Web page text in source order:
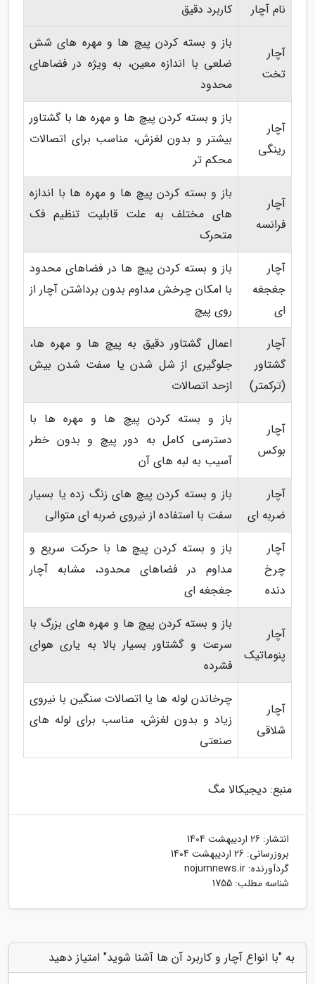
نام آچار کاربرد دقیق
آچار
تخت
باز و بسته کردن پیچ ها و مهره های شش
ضلعی با اندازه معین، به ویژه در فضاهای
محدود
آچار
رینگی
باز و بسته کردن پیچ ها و مهره ها با گشتاور
بیشتر و بدون لغزش، مناسب برای اتصالات
محکم تر
آچار
فرانسه
باز و بسته کردن پیچ ها و مهره ها با اندازه
های مختلف به علت قابلیت تنظیم فک
متحرک
آچار
جغجغه
ای
باز و بسته کردن پیچ ها در فضاهای محدود
با امکان چرخش مداوم بدون برداشتن آچار از
روی پیچ
آچار
گشتاور
(ترکمتر)
اعمال گشتاور دقیق به پیچ ها و مهره ها،
جلوگیری از شل شدن یا سفت شدن بیش
ازحد اتصالات
آچار
بوکس
باز و بسته کردن پیچ ها و مهره ها با
دسترسی کامل به دور پیچ و بدون خطر
آسیب به لبه های آن
آچار
ضربه ای
باز و بسته کردن پیچ های زنگ زده یا بسیار
سفت با استفاده از نیروی ضربه ای متوالی
آچار
چرخ
دنده
باز و بسته کردن پیچ ها با حرکت سریع و
مداوم در فضاهای محدود، مشابه آچار
جغجغه ای
آچار
پنوماتیک
باز و بسته کردن پیچ ها و مهره های بزرگ با
سرعت و گشتاور بسیار بالا به یاری هوای
فشرده
آچار
شلاقی
چرخاندن لوله ها یا اتصالات سنگین با نیروی
زیاد و بدون لغزش، مناسب برای لوله های
صنعتی
منبع: دیجیکالا مگ
انتشار: 26 اردیبهشت 1404
بروزرسانی: 26 اردیبهشت 1404
گردآورنده: nojumnews.ir
شناسه مطلب: 1755
به "با انواع آچار و کاربرد آن ها آشنا شوید" امتیاز دهید